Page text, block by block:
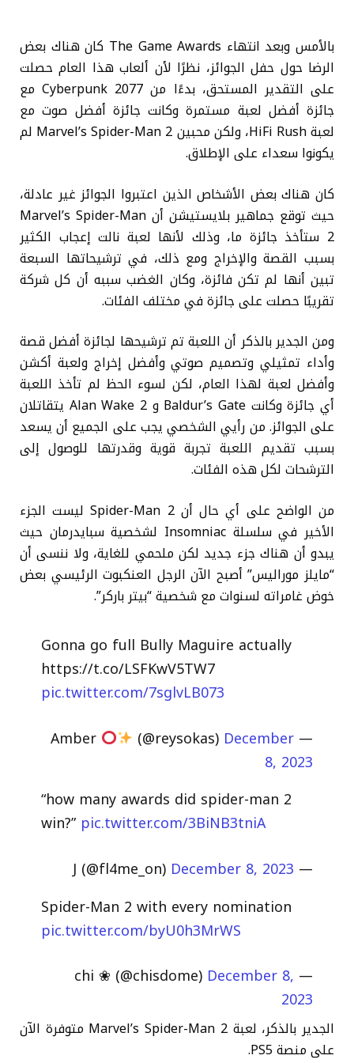
بالأمس وبعد انتهاء The Game Awards كان هناك بعض
الرضا حول حفل الجوائز، نظرًا لأن ألعاب هذا العام حصلت
على التقدير المستحق، بدءًا من Cyberpunk 2077 مع
جائزة أفضل لعبة مستمرة وكانت جائزة أفضل صوت مع
لعبة HiFi Rush، ولكن محبين Marvel’s Spider-Man 2 لم
يكونوا سعداء على الإطلاق.
كان هناك بعض الأشخاص الذين اعتبروا الجوائز غير عادلة،
حيث توقع جماهير بلايستيشن أن Marvel’s Spider-Man
2 ستأخذ جائزة ما، وذلك لأنها لعبة نالت إعجاب الكثير
بسبب القصة والإخراج ومع ذلك، في ترشيحاتها السبعة
تبين أنها لم تكن فائزة، وكان الغضب سببه أن كل شركة
تقريبًا حصلت على جائزة في مختلف الفئات.
ومن الجدير بالذكر أن اللعبة تم ترشيحها لجائزة أفضل قصة
وأداء تمثيلي وتصميم صوتي وأفضل إخراج ولعبة أكشن
وأفضل لعبة لهذا العام، لكن لسوء الحظ لم تأخذ اللعبة
أي جائزة وكانت Baldur’s Gate و Alan Wake 2 يتقاتلان
على الجوائز. من رأيي الشخصي يجب على الجميع أن يسعد
بسبب تقديم اللعبة تجربة قوية وقدرتها للوصول إلى
الترشحات لكل هذه الفئات.
من الواضح على أي حال أن Spider-Man 2 ليست الجزء
الأخير في سلسلة Insomniac لشخصية سبايدرمان حيث
يبدو أن هناك جزء جديد لكن ملحمي للغاية، ولا ننسى أن
“مايلز موراليس” أصبح الآن الرجل العنكبوت الرئيسي بعض
خوض غامراته لسنوات مع شخصية “بيتر باركر”.
Gonna go full Bully Maguire actually
https://t.co/LSFKwV5TW7
pic.twitter.com/7sglvLB073
— Amber
(@reysokas) December
8, 2023
“how many awards did spider-man 2
win?” pic.twitter.com/3BiNB3tniA
— J (@fl4me_on)
December 8, 2023
Spider-Man 2 with every nomination
pic.twitter.com/byU0h3MrWS
— chi ❀ (@chisdome)
December 8,
2023
الجدير بالذكر، لعبة Marvel’s Spider-Man 2 متوفرة الآن
على منصة PS5.